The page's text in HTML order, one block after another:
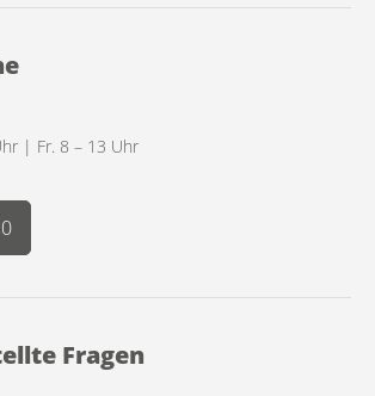
| Fr. 8 – 13 Uhr
Fragen